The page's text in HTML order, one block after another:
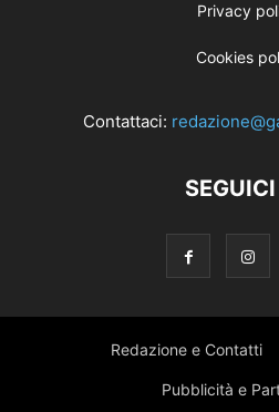
Privacy
Cookies
Contattaci:
Redazione e Contatti
Pubblicità e